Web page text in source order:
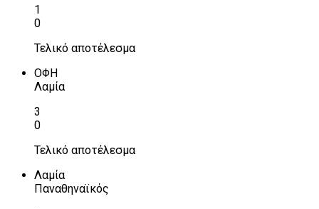
1
0
Τελικό αποτέλεσμα
ΟΦΗ
Λαμία
3
0
Τελικό αποτέλεσμα
Λαμία
Παναθηναϊκός